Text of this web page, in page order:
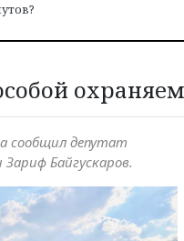
сообщил депутат
Байгускаров.